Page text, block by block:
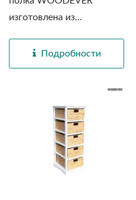
изготовлена из
Подробности